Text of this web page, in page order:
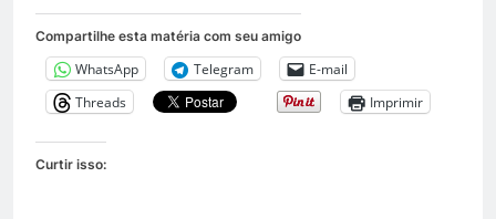
Compartilhe esta matéria com seu amigo
WhatsApp Telegram
E-mail
Threads
Imprimir
Curtir isso: